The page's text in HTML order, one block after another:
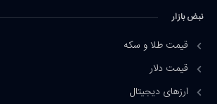
نبض بازار
قیمت طلا و سکه
قیمت دلار
ارزهای دیجیتال